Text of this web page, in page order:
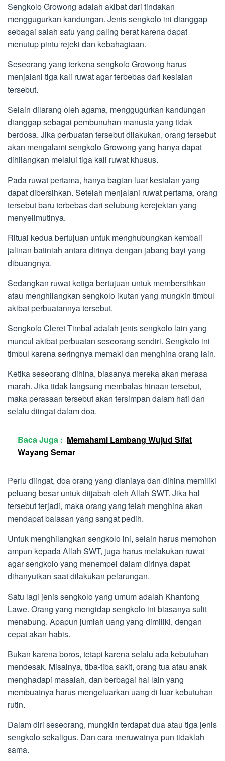
Sengkolo Growong adalah akibat dari tindakan
menggugurkan kandungan. Jenis sengkolo ini dianggap
sebagai salah satu yang paling berat karena dapat
menutup pintu rejeki dan kebahagiaan.
Seseorang yang terkena sengkolo Growong harus
menjalani tiga kali ruwat agar terbebas dari kesialan
tersebut.
Selain dilarang oleh agama, menggugurkan kandungan
dianggap sebagai pembunuhan manusia yang tidak
berdosa. Jika perbuatan tersebut dilakukan, orang tersebut
akan mengalami sengkolo Growong yang hanya dapat
dihilangkan melalui tiga kali ruwat khusus.
Pada ruwat pertama, hanya bagian luar kesialan yang
dapat dibersihkan. Setelah menjalani ruwat pertama, orang
tersebut baru terbebas dari selubung kerejekian yang
menyelimutinya.
Ritual kedua bertujuan untuk menghubungkan kembali
jalinan batiniah antara dirinya dengan jabang bayi yang
dibuangnya.
Sedangkan ruwat ketiga bertujuan untuk membersihkan
atau menghilangkan sengkolo ikutan yang mungkin timbul
akibat perbuatannya tersebut.
Sengkolo Cleret Timbal adalah jenis sengkolo lain yang
muncul akibat perbuatan seseorang sendiri. Sengkolo ini
timbul karena seringnya memaki dan menghina orang lain.
Ketika seseorang dihina, biasanya mereka akan merasa
marah. Jika tidak langsung membalas hinaan tersebut,
maka perasaan tersebut akan tersimpan dalam hati dan
selalu diingat dalam doa.
Baca Juga : Memahami Lambang Wujud Sifat
Wayang Semar
Perlu diingat, doa orang yang dianiaya dan dihina memiliki
peluang besar untuk diijabah oleh Allah SWT. Jika hal
tersebut terjadi, maka orang yang telah menghina akan
mendapat balasan yang sangat pedih.
Untuk menghilangkan sengkolo ini, selain harus memohon
ampun kepada Allah SWT, juga harus melakukan ruwat
agar sengkolo yang menempel dalam dirinya dapat
dihanyutkan saat dilakukan pelarungan.
Satu lagi jenis sengkolo yang umum adalah Khantong
Lawe. Orang yang mengidap sengkolo ini biasanya sulit
menabung. Apapun jumlah uang yang dimiliki, dengan
cepat akan habis.
Bukan karena boros, tetapi karena selalu ada kebutuhan
mendesak. Misalnya, tiba-tiba sakit, orang tua atau anak
menghadapi masalah, dan berbagai hal lain yang
membuatnya harus mengeluarkan uang di luar kebutuhan
rutin.
Dalam diri seseorang, mungkin terdapat dua atau tiga jenis
sengkolo sekaligus. Dan cara meruwatnya pun tidaklah
sama.